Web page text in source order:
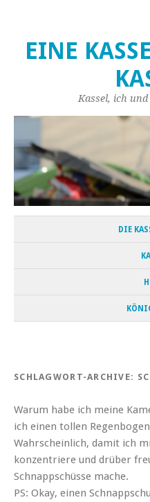
EINE
Kassel, ich
DIE
SCHLAGWORT-ARCHIVE:
Warum habe ich meine
ich einen tollen
Wahrscheinlich, damit ich
konzentriere und drüber
Schnappschüsse mache.
PS: Okay, einen